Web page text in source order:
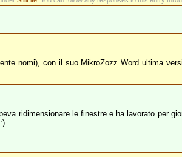
nomi), con il suo MikroZozz Word ultima
ridimensionare le finestre e ha lavorato per